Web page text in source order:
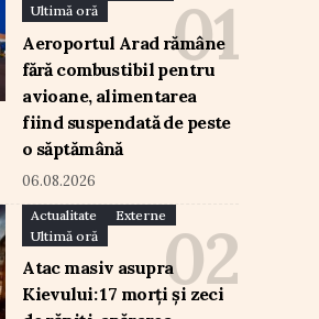
Ultimă oră
Aeroportul Arad rămâne
fără combustibil pentru
avioane, alimentarea
fiind suspendată de peste
o săptămână
06.08.2026
Actualitate
Externe
Ultimă oră
Atac masiv asupra
Kievului: 17 morți și zeci